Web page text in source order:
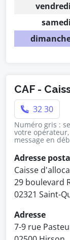
vendredi
samedi
CAF -
32 30
Numéro gris :
votre
message en
Adresse
Caisse
29 boulevard
02321 Saint-
Adresse
7-9 rue